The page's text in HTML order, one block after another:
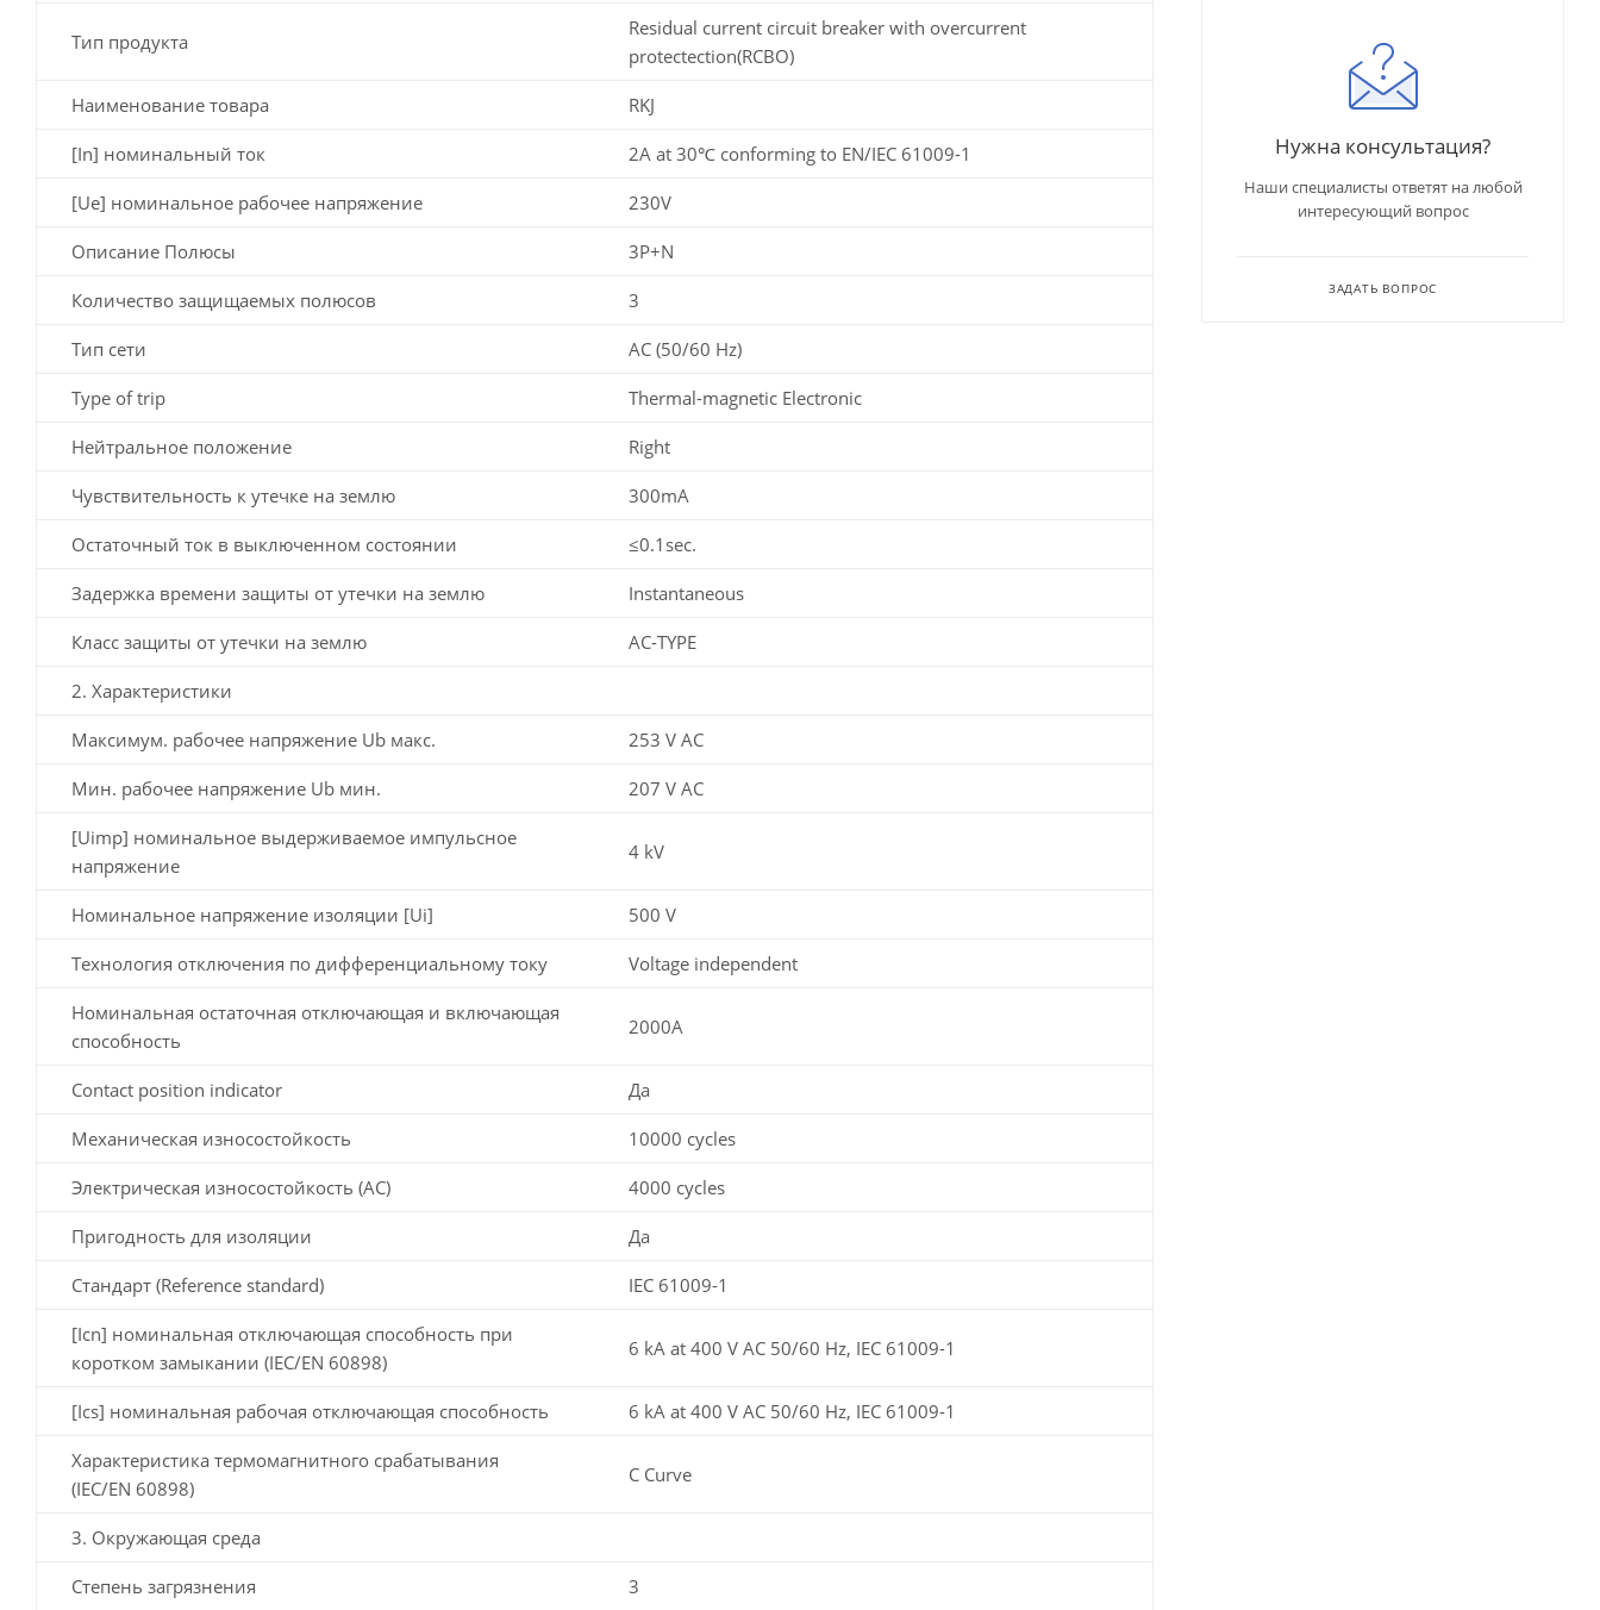
Тип продукта
Residual current circuit breaker with overcurrent
protectection(RCBO)
Наименование товара RKJ
[In] номинальный ток 2A at 30℃ conforming to EN/IEC 61009-1
[Ue] номинальное рабочее напряжение 230V
Описание Полюсы 3P+N
Количество защищаемых полюсов 3
Тип сети AC (50/60 Hz)
Type of trip Thermal-magnetic Electronic
Нейтральное положение Right
Чувствительность к утечке на землю 300mA
Остаточный ток в выключенном состоянии ≤0.1sec.
Задержка времени защиты от утечки на землю Instantaneous
Класс защиты от утечки на землю AC-TYPE
2. Характеристики
Максимум. рабочее напряжение Ub макс. 253 V AC
Мин. рабочее напряжение Ub мин. 207 V AC
[Uimp] номинальное выдерживаемое импульсное
напряжение
4 kV
Номинальное напряжение изоляции [Ui] 500 V
Технология отключения по дифференциальному току Voltage independent
Номинальная остаточная отключающая и включающая
способность
2000A
Contact position indicator Да
Механическая износостойкость 10000 cycles
Электрическая износостойкость (AC) 4000 cycles
Пригодность для изоляции Да
Стандарт (Reference standard) IEC 61009-1
[Icn] номинальная отключающая способность при
коротком замыкании (IEC/EN 60898)
6 kA at 400 V AC 50/60 Hz, IEC 61009-1
[Ics] номинальная рабочая отключающая способность 6 kA at 400 V AC 50/60 Hz, IEC 61009-1
Характеристика термомагнитного срабатывания
(IEC/EN 60898)
C Curve
3. Окружающая среда
Степень загрязнения 3
Нужна консультация?
Наши специалисты ответят на любой
интересующий вопрос
ЗАДАТЬ ВОПРОС